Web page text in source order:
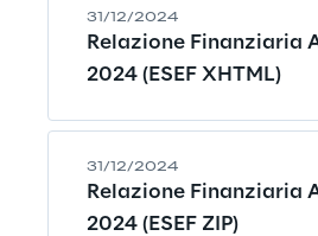
31/12/2024
Relazione Finanziaria
2024 (ESEF XHTML)
31/12/2024
Relazione Finanziaria
2024 (ESEF ZIP)